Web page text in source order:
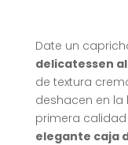
Date un
delicatessen
de textura
deshacen en
primera
elegante caja